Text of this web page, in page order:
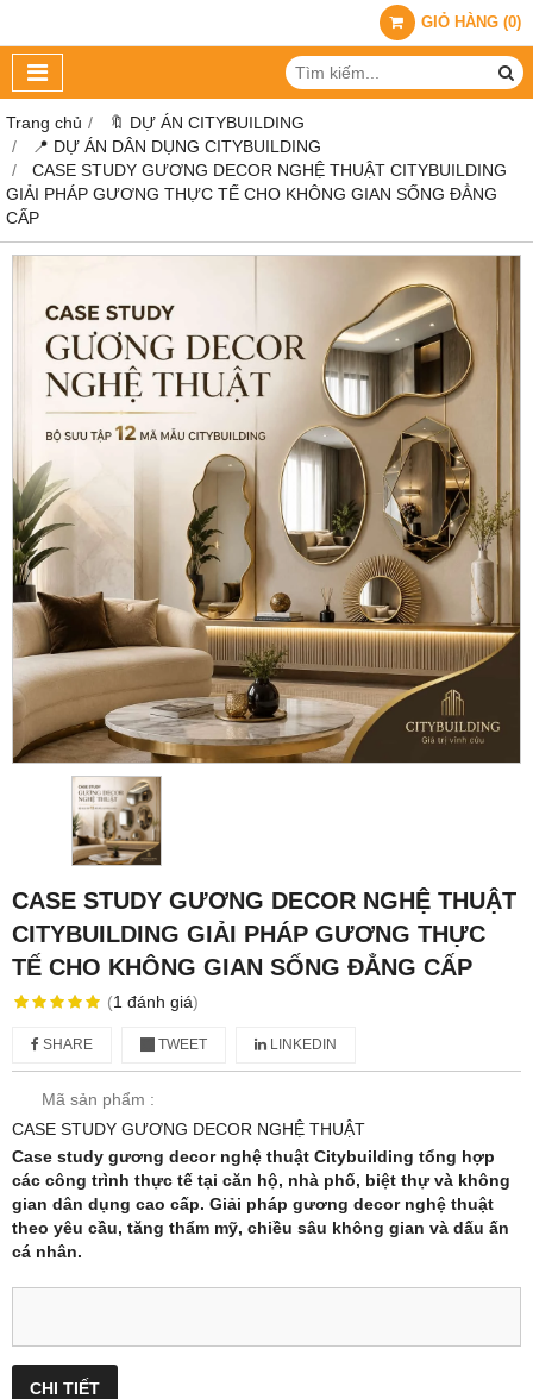
GIỎ HÀNG (0)
Trang chủ
🔖 DỰ ÁN CITYBUILDING
📍 DỰ ÁN DÂN DỤNG CITYBUILDING
CASE STUDY GƯƠNG DECOR NGHỆ THUẬT CITYBUILDING
GIẢI PHÁP GƯƠNG THỰC TẾ CHO KHÔNG GIAN SỐNG ĐẲNG
CẤP
CASE STUDY GƯƠNG DECOR NGHỆ THUẬT
CITYBUILDING GIẢI PHÁP GƯƠNG THỰC
TẾ CHO KHÔNG GIAN SỐNG ĐẲNG CẤP
(1 đánh giá)
SHARE TWEET LINKEDIN
Mã sản phẩm :
CASE STUDY GƯƠNG DECOR NGHỆ THUẬT
Case study gương decor nghệ thuật Citybuilding tổng hợp
các công trình thực tế tại căn hộ, nhà phố, biệt thự và không
gian dân dụng cao cấp. Giải pháp gương decor nghệ thuật
theo yêu cầu, tăng thẩm mỹ, chiều sâu không gian và dấu ấn
cá nhân.
CHI TIẾT